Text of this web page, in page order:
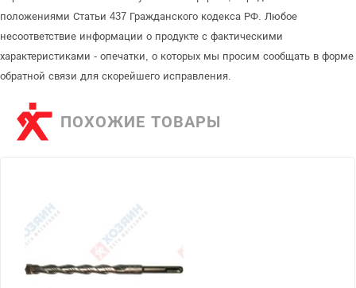
положениями Статьи 437 Гражданского кодекса РФ. Любое
несоответствие информации о продукте с фактическими
характеристиками - опечатки, о которых мы просим сообщать в форме
обратной связи для скорейшего исправления.
ПОХОЖИЕ ТОВАРЫ